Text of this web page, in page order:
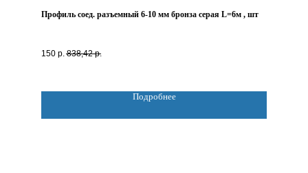
Профиль соед. разъемный 6-10 мм бронза серая L=6м , шт
150 р. 838,42 р.
Подробнее